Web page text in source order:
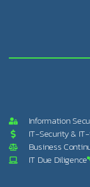
Information
IT-Security &
Business
IT Due Diligence